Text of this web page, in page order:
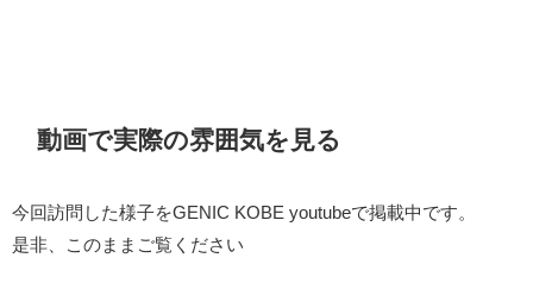
動画で実際の雰囲気を見る
今回訪問した様子をGENIC KOBE youtubeで掲載中です。
是非、このままご覧ください